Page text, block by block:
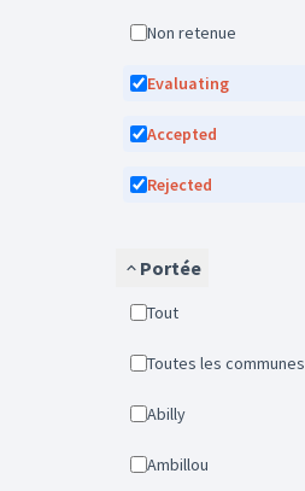
Non retenue
Evaluating
Accepted
Rejected
Portée
Tout
Toutes les communes
Abilly
Ambillou